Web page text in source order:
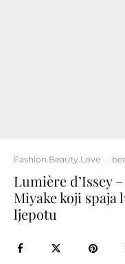
Fashion.Beauty.Love ·
Lumière d’Issey
Miyake koji
ljepotu